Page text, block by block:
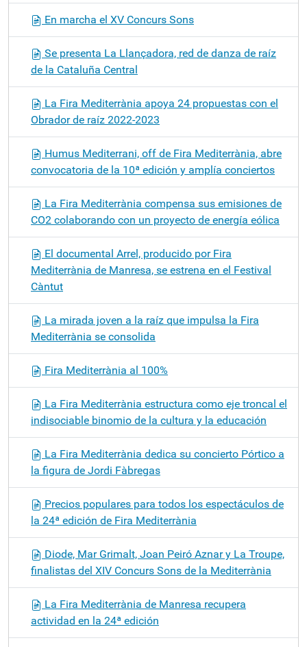
En marcha el XV Concurs Sons
Se presenta La Llançadora, red de danza de raíz
de la Cataluña Central
La Fira Mediterrània apoya 24 propuestas con el
Obrador de raíz 2022-2023
Humus Mediterrani, off de Fira Mediterrània, abre
convocatoria de la 10ª edición y amplía conciertos
La Fira Mediterrània compensa sus emisiones de
CO2 colaborando con un proyecto de energía eólica
El documental Arrel, producido por Fira
Mediterrània de Manresa, se estrena en el Festival
Càntut
La mirada joven a la raíz que impulsa la Fira
Mediterrània se consolida
Fira Mediterrània al 100%
La Fira Mediterrània estructura como eje troncal el
indisociable binomio de la cultura y la educación
La Fira Mediterrània dedica su concierto Pórtico a
la figura de Jordi Fàbregas
Precios populares para todos los espectáculos de
la 24ª edición de Fira Mediterrània
Diode, Mar Grimalt, Joan Peiró Aznar y La Troupe,
finalistas del XIV Concurs Sons de la Mediterrània
La Fira Mediterrània de Manresa recupera
actividad en la 24ª edición